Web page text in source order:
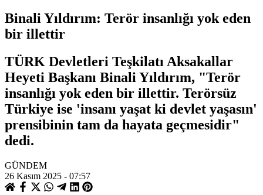
Binali Yıldırım: Terör insanlığı yok eden
bir illettir
TÜRK Devletleri Teşkilatı Aksakallar
Heyeti Başkanı Binali Yıldırım, "Terör
insanlığı yok eden bir illettir. Terörsüz
Türkiye ise 'insanı yaşat ki devlet yaşasın'
prensibinin tam da hayata geçmesidir"
dedi.
GÜNDEM
26 Kasım 2025 - 07:57